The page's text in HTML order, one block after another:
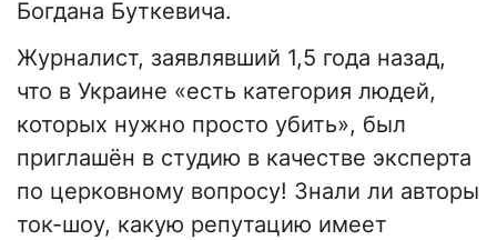
Богдана Буткевича.
Журналист, заявлявший 1,5 года назад,
что в Украине «есть категория людей,
которых нужно просто убить», был
приглашён в студию в качестве эксперта
по церковному вопросу! Знали ли авторы
ток-шоу, какую репутацию имеет